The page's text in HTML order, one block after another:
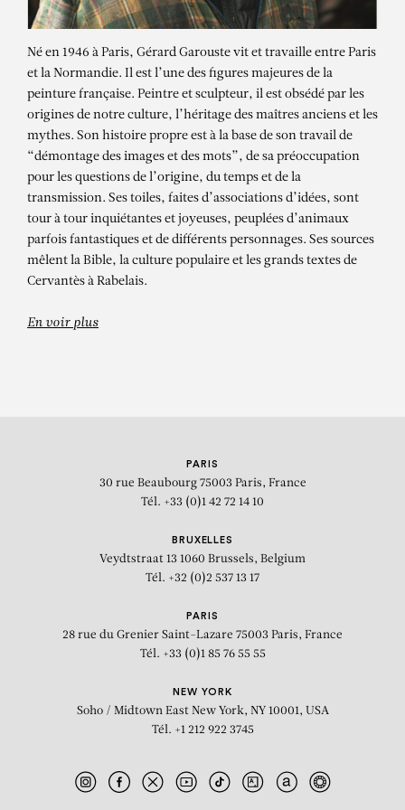
GÉRARD GAROUSTE
À la croisée des sources –
exposition personnelle
Né en 1946 à Paris, Gérard Garouste vit et travaille entre Paris
et la Normandie. Il est l’une des figures majeures de la
peinture française. Peintre et sculpteur, il est obsédé par les
origines de notre culture, l’héritage des maîtres anciens et les
mythes. Son histoire propre est à la base de son travail de
“démontage des images et des mots”, de sa préoccupation
pour les questions de l’origine, du temps et de la
transmission. Ses toiles, faites d’associations d’idées, sont
tour à tour inquiétantes et joyeuses, peuplées d’animaux
parfois fantastiques et de différents personnages. Ses sources
mêlent la Bible, la culture populaire et les grands textes de
Cervantès à Rabelais.
En voir plus
PARIS
30 rue Beaubourg 75003 Paris, France
Tél. +33 (0)1 42 72 14 10
BRUXELLES
Veydtstraat 13 1060 Brussels, Belgium
Tél. +32 (0)2 537 13 17
PARIS
28 rue du Grenier Saint-Lazare 75003 Paris, France
Tél. +33 (0)1 85 76 55 55
NEW YORK
Soho / Midtown East New York, NY 10001, USA
Tél. +1 212 922 3745